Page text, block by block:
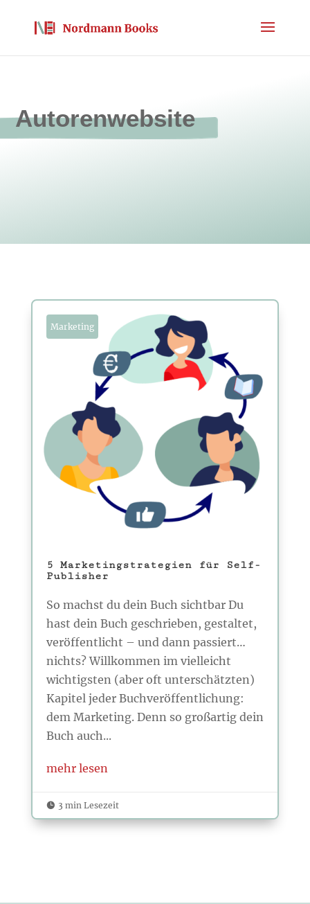
Autorenwebsite
Marketing
5 Marketingstrategien für Self-
Publisher
So machst du dein Buch sichtbar Du
hast dein Buch geschrieben, gestaltet,
veröffentlicht – und dann passiert…
nichts? Willkommen im vielleicht
wichtigsten (aber oft unterschätzten)
Kapitel jeder Buchveröffentlichung:
dem Marketing. Denn so großartig dein
Buch auch...
mehr lesen
 3 min Lesezeit